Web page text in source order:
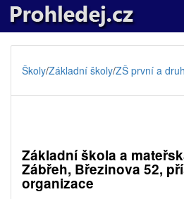
Školy/Základní školy/ZŠ první a
Základní škola a
Zábřeh, Březinova 52,
organizace